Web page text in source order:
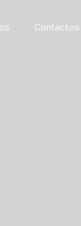
Contactos